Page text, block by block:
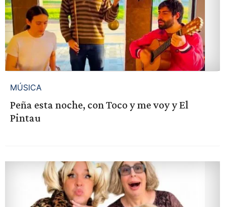
MÚSICA
Peña esta noche, con Toco y me voy y El
Pintau